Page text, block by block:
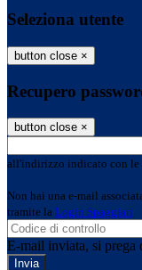
Seleziona utente
button close ×
Recupero
button close ×
all'indirizzo indicato con le
Non hai una e-mail
tramite la Login Spaggiari
E-mail inviata, si prega